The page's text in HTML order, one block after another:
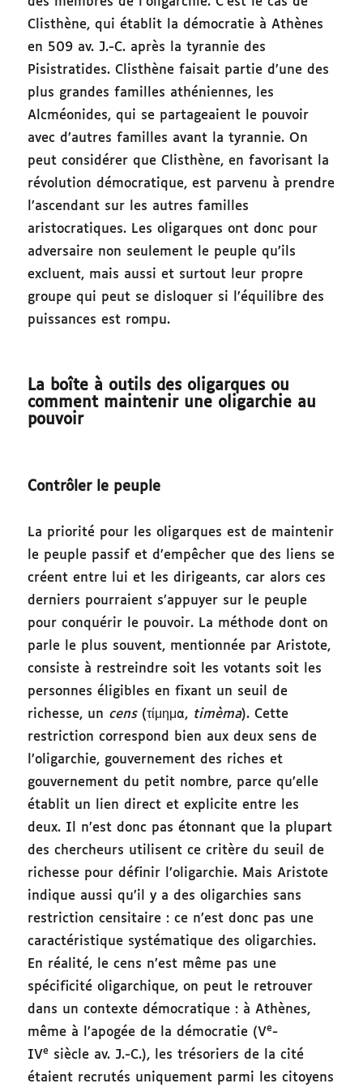
Clisthène, qui établit la démocratie à Athènes
en 509 av. J.-C. après la tyrannie des
Pisistratides. Clisthène faisait partie d’une des
plus grandes familles athéniennes, les
Alcméonides, qui se partageaient le pouvoir
avec d’autres familles avant la tyrannie. On
peut considérer que Clisthène, en favorisant la
révolution démocratique, est parvenu à prendre
l’ascendant sur les autres familles
aristocratiques. Les oligarques ont donc pour
adversaire non seulement le peuple qu’ils
excluent, mais aussi et surtout leur propre
groupe qui peut se disloquer si l’équilibre des
puissances est rompu.
La boîte à outils des oligarques ou
comment maintenir une oligarchie au
pouvoir
Contrôler le peuple
La priorité pour les oligarques est de maintenir
le peuple passif et d’empêcher que des liens se
créent entre lui et les dirigeants, car alors ces
derniers pourraient s’appuyer sur le peuple
pour conquérir le pouvoir. La méthode dont on
parle le plus souvent, mentionnée par Aristote,
consiste à restreindre soit les votants soit les
personnes éligibles en fixant un seuil de
richesse, un cens (τίμημα, timèma). Cette
restriction correspond bien aux deux sens de
l’oligarchie, gouvernement des riches et
gouvernement du petit nombre, parce qu’elle
établit un lien direct et explicite entre les
deux. Il n’est donc pas étonnant que la plupart
des chercheurs utilisent ce critère du seuil de
richesse pour définir l’oligarchie. Mais Aristote
indique aussi qu’il y a des oligarchies sans
restriction censitaire : ce n’est donc pas une
caractéristique systématique des oligarchies.
En réalité, le cens n’est même pas une
spécificité oligarchique, on peut le retrouver
dans un contexte démocratique : à Athènes,
même à l’apogée de la démocratie (Ve-
IVe
siècle av. J.-C.), les trésoriers de la cité
étaient recrutés uniquement parmi les citoyens